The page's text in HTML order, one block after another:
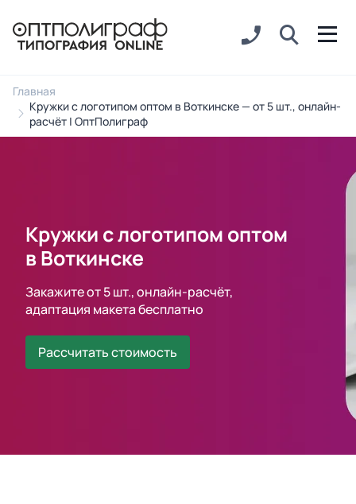
Главная
Кружки с логотипом оптом в Воткинске — от 5 шт., онлайн-
расчёт | ОптПолиграф
Кружки с логотипом оптом
в Воткинске
Закажите от 5 шт., онлайн-расчёт,
адаптация макета бесплатно
Рассчитать стоимость